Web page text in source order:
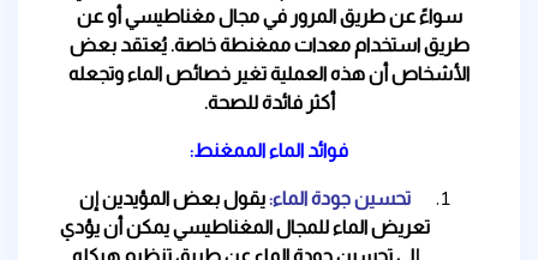
سواءً عن طريق المرور في مجال مغناطيسي أو عن
طريق استخدام معدات ممغنطة خاصة. يُعتقد بعض
الأشخاص أن هذه العملية تغير خصائص الماء وتجعله
أكثر فائدة للصحة.
فوائد الماء الممغنط:
تحسين جودة الماء:يقول بعض المؤيدين إن
تعريض الماء للمجال المغناطيسي يمكن أن يؤدي
إلى تحسين جودة الماء عن طريق تنظيم هيكله